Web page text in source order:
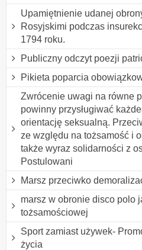
Upamiętnienie udanej
Rosyjskimi podczas
1794 roku.
Publiczny odczyt poezji
Pikieta poparcia
Zwrócenie uwagi na równe
powinny przysługiwać
orientację seksualną.
ze względu na tożsamość i
także wyraz solidarności z
Postulowani
Marsz przeciwko
marsz w obronie disco polo
tożsamościowej
Sport zamiast używek-
życia